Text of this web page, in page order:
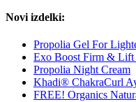
Novi izdelki:
Propolia Gel For
Exo Boost Firm & Lift
Propolia Night Cream
Khadi® ChakraCurl
FREE! Organics